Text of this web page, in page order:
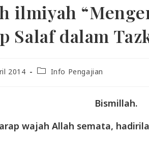
ilmiyah
Salaf dalam
2014
PostInfo Pengajian
Bismillah.
wajah Allah semata,